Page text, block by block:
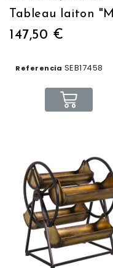
147,50 €
Referencia SEB17458